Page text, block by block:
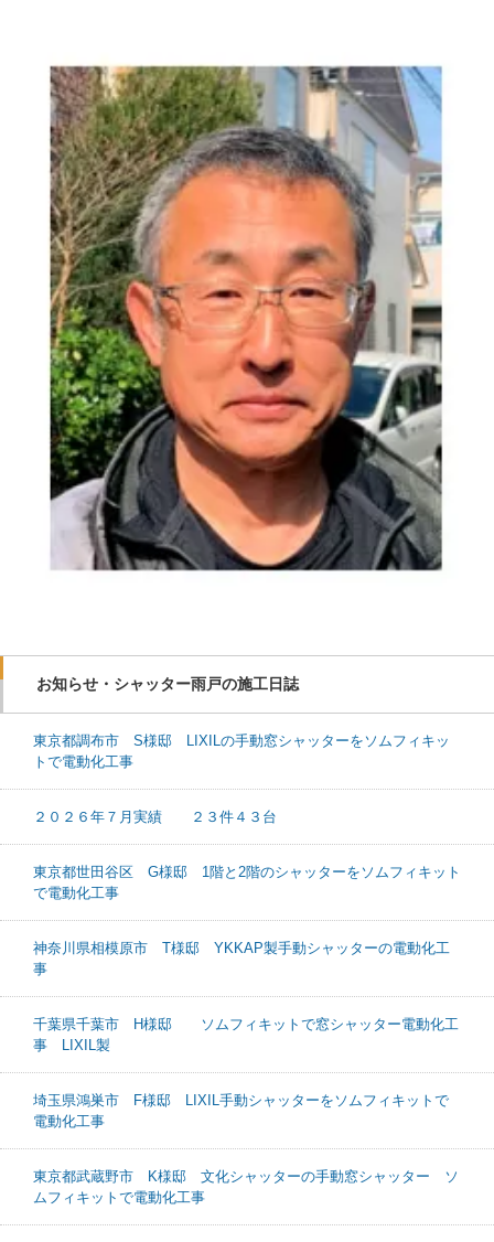
お知らせ・シャッター雨戸の施工日誌
東京都調布市 S様邸 LIXILの手動窓シャッターをソムフィキッ
トで電動化工事
２０２６年７月実績 ２３件４３台
東京都世田谷区 G様邸 1階と2階のシャッターをソムフィキット
で電動化工事
神奈川県相模原市 T様邸 YKKAP製手動シャッターの電動化工
事
千葉県千葉市 H様邸 ソムフィキットで窓シャッター電動化工
事 LIXIL製
埼玉県鴻巣市 F様邸 LIXIL手動シャッターをソムフィキットで
電動化工事
東京都武蔵野市 K様邸 文化シャッターの手動窓シャッター ソ
ムフィキットで電動化工事